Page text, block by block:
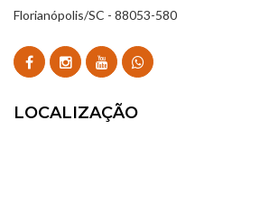
Florianópolis/SC - 88053-580
LOCALIZAÇÃO